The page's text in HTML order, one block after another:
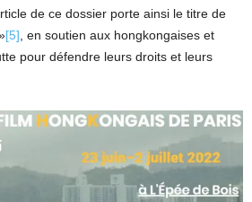
de ce dossier porte ainsi le titre de
[5] , en soutien aux hongkongaises et
pour défendre leurs droits et leurs